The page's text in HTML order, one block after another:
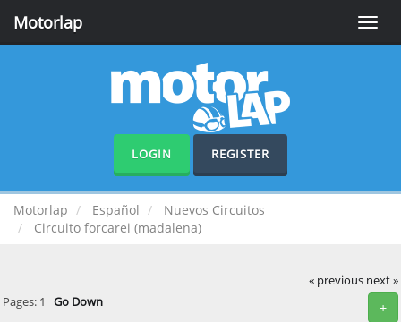
Toggle
Motorlap
LOGIN REGISTER
Motorlap Español
Nuevos Circuitos
Circuito forcarei (madalena)
« previous next »
+
Pages: 1 Go Down